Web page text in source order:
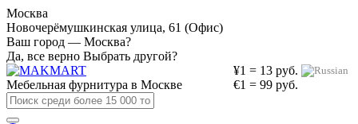
Москва
Новочерёмушкинская улица, 61 (Офис)
Ваш город — Москва?
Да, все верно Выбрать другой?
¥1 = 13 руб.
€1 = 99 руб.
Мебельная фурнитура в Москве